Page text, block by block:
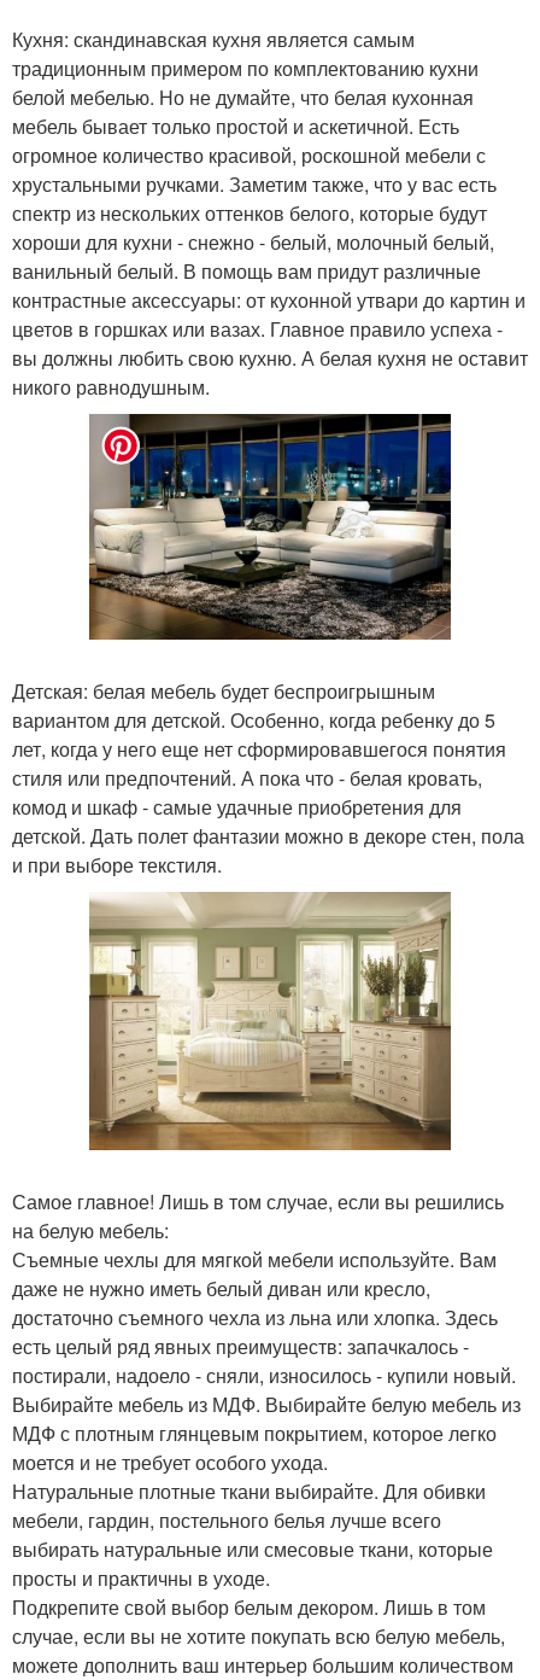
Кухня: скандинавская кухня является самым
традиционным примером по комплектованию кухни
белой мебелью. Но не думайте, что белая кухонная
мебель бывает только простой и аскетичной. Есть
огромное количество красивой, роскошной мебели с
хрустальными ручками. Заметим также, что у вас есть
спектр из нескольких оттенков белого, которые будут
хороши для кухни - снежно - белый, молочный белый,
ванильный белый. В помощь вам придут различные
контрастные аксессуары: от кухонной утвари до картин и
цветов в горшках или вазах. Главное правило успеха -
вы должны любить свою кухню. А белая кухня не оставит
никого равнодушным.
Детская: белая мебель будет беспроигрышным
вариантом для детской. Особенно, когда ребенку до 5
лет, когда у него еще нет сформировавшегося понятия
стиля или предпочтений. А пока что - белая кровать,
комод и шкаф - самые удачные приобретения для
детской. Дать полет фантазии можно в декоре стен, пола
и при выборе текстиля.
Самое главное! Лишь в том случае, если вы решились
на белую мебель:
Съемные чехлы для мягкой мебели используйте. Вам
даже не нужно иметь белый диван или кресло,
достаточно съемного чехла из льна или хлопка. Здесь
есть целый ряд явных преимуществ: запачкалось -
постирали, надоело - сняли, износилось - купили новый.
Выбирайте мебель из МДФ. Выбирайте белую мебель из
МДФ с плотным глянцевым покрытием, которое легко
моется и не требует особого ухода.
Натуральные плотные ткани выбирайте. Для обивки
мебели, гардин, постельного белья лучше всего
выбирать натуральные или смесовые ткани, которые
просты и практичны в уходе.
Подкрепите свой выбор белым декором. Лишь в том
случае, если вы не хотите покупать всю белую мебель,
можете дополнить ваш интерьер большим количеством